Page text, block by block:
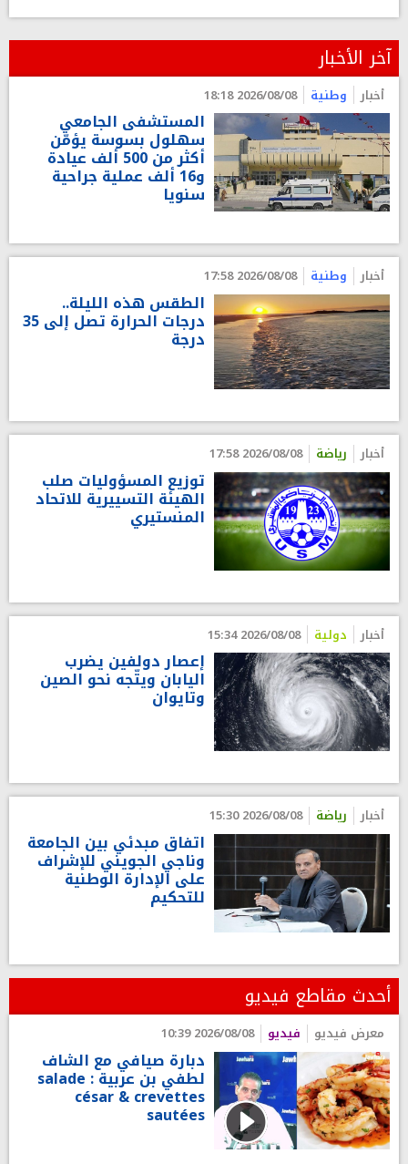
آخر الأخبار
أخبار وطنية 2026/08/08 18:18
المستشفى الجامعي
سهلول بسوسة يؤمّن
أكثر من 500 ألف عيادة
و16 ألف عملية جراحية
سنويا
أخبار وطنية 2026/08/08 17:58
الطقس هذه الليلة..
درجات الحرارة تصل إلى 35
درجة
أخبار رياضة 2026/08/08 17:58
توزيع المسؤوليات صلب
الهيئة التسييرية للاتحاد
المنستيري
أخبار دولية 2026/08/08 15:34
إعصار دولفين يضرب
اليابان ويتّجه نحو الصين
وتايوان
أخبار رياضة 2026/08/08 15:30
اتفاق مبدئي بين الجامعة
وناجي الجويني للإشراف
على الإدارة الوطنية
للتحكيم
أحدث مقاطع فيديو
معرض فيديو فيديو 2026/08/08 10:39
دبارة صيافي مع الشاف
لطفي بن عربية : salade
césar & crevettes
sautées